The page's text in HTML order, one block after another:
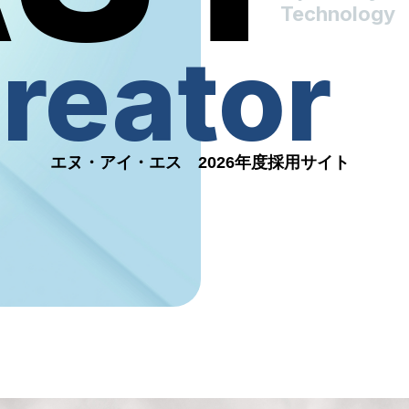
エヌ・アイ・エス 2026年度採用サイト
Technology